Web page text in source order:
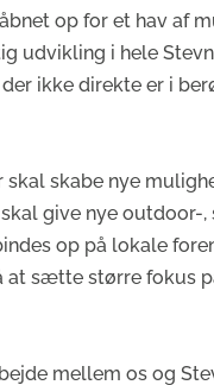
op for et hav af
udvikling i hele
ikke direkte er i
skal skabe nye
give nye
op på lokale
sætte større fokus
mellem os og